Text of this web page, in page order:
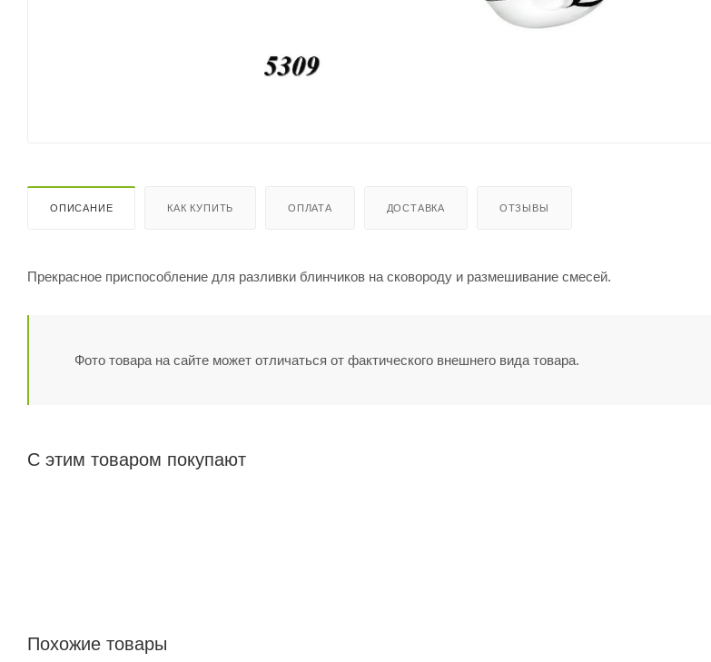
ОПИСАНИЕ КАК КУПИТЬ ОПЛАТА ДОСТАВКА ОТЗЫВЫ
Прекрасное приспособление для разливки блинчиков на сковороду и размешивание смесей.
Фото товара на сайте может отличаться от фактического внешнего вида товара.
С этим товаром покупают
Похожие товары